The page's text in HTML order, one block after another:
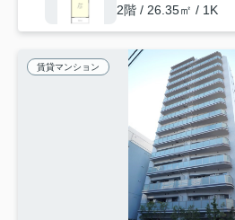
2階 / 26.35㎡ / 1K
賃貸マンション